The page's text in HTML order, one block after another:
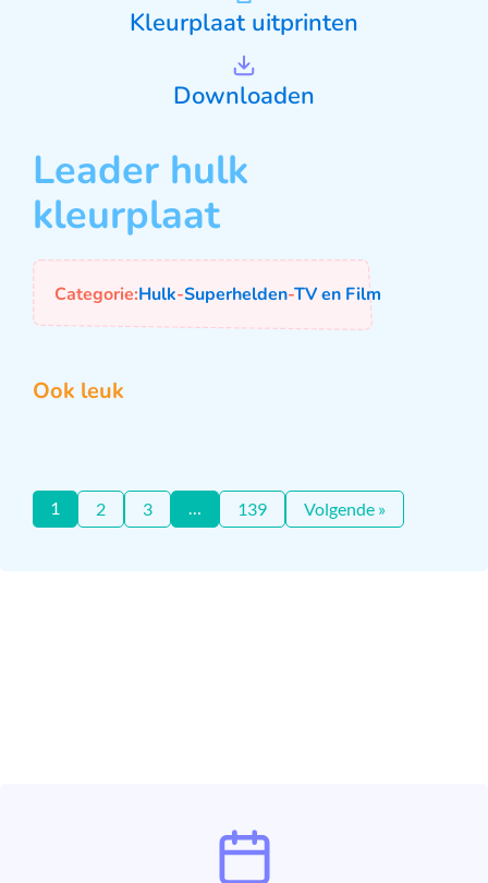
Kleurplaat uitprinten
Downloaden
Leader hulk
kleurplaat
Categorie:Hulk-Superhelden-TV en Film
Ook leuk
1 2 3 … 139 Volgende »